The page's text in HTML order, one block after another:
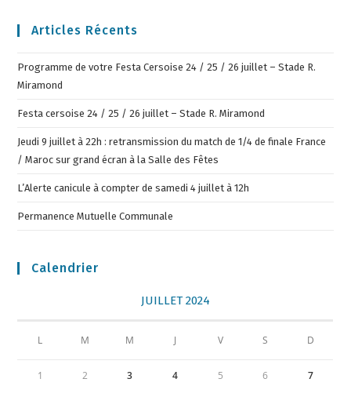
Articles Récents
Programme de votre Festa Cersoise 24 / 25 / 26 juillet – Stade R.
Miramond
Festa cersoise 24 / 25 / 26 juillet – Stade R. Miramond
Jeudi 9 juillet à 22h : retransmission du match de 1/4 de finale France
/ Maroc sur grand écran à la Salle des Fêtes
L’Alerte canicule à compter de samedi 4 juillet à 12h
Permanence Mutuelle Communale
Calendrier
JUILLET 2024
L M M J V S D
1 2 3 4 5 6 7